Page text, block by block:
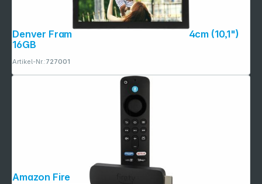
Denver Frameo PFF-1037 schwarz 25,4cm (10,1")
16GB
Artikel-Nr.:727001
Amazon Fire TV Stick 4k Select WiFi 5